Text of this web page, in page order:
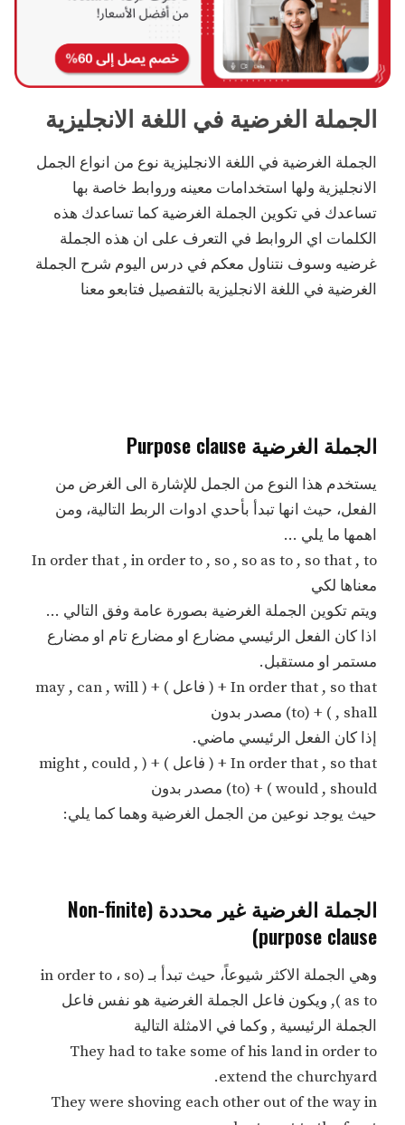
الجملة الغرضية في اللغة الانجليزية
الجملة الغرضية في اللغة الانجليزية نوع من انواع الجمل
الانجليزية ولها استخدامات معينه وروابط خاصة بها
تساعدك في تكوين الجملة الغرضية كما تساعدك هذه
الكلمات اي الروابط في التعرف على ان هذه الجملة
غرضيه وسوف نتناول معكم في درس اليوم شرح الجملة
الغرضية في اللغة الانجليزية بالتفصيل فتابعو معنا
الجملة الغرضية Purpose clause
يستخدم هذا النوع من الجمل للإشارة الى الغرض من
الفعل، حيث انها تبدأ بأحدي ادوات الربط التالية، ومن
اهمها ما يلي …
In order that , in order to , so , so as to , so that , to
معناها لكي
ويتم تكوين الجملة الغرضية بصورة عامة وفق التالي …
اذا كان الفعل الرئيسي مضارع او مضارع تام او مضارع
مستمر او مستقبل.
In order that , so that + ( فاعل ) + ( may , can , will
, shall ) + (to) مصدر بدون
إذا كان الفعل الرئيسي ماضي.
In order that , so that + ( فاعل ) + ( might , could ,
would , should ) + (to) مصدر بدون
حيث يوجد نوعين من الجمل الغرضية وهما كما يلي:
الجملة الغرضية غير محددة (Non-finite
purpose clause)
وهي الجملة الاكثر شيوعاً، حيث تبدأ بـ (in order to ، so
as to ), ويكون فاعل الجملة الغرضية هو نفس فاعل
الجملة الرئيسية , وكما في الامثلة التالية
They had to take some of his land in order to
extend the churchyard.
They were shoving each other out of the way in